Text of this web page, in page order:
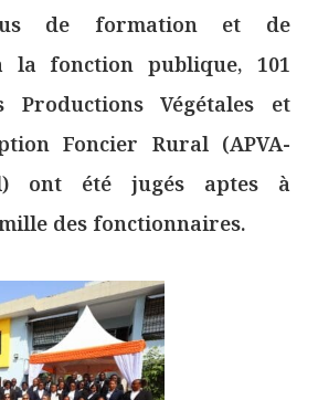
de formation et de
la fonction publique, 101
Productions Végétales et
Foncier Rural (APVA-
ont été jugés aptes à
des fonctionnaires.